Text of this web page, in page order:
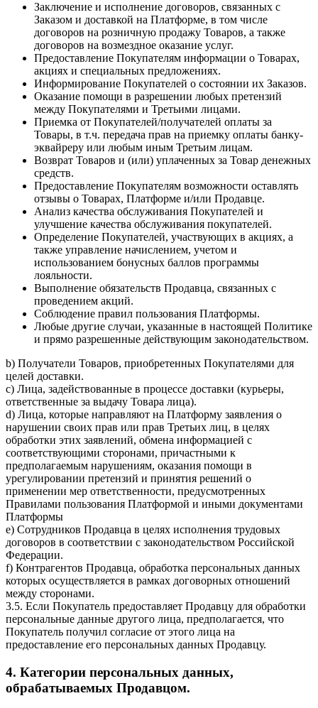
Заключение и исполнение договоров, связанных с
Заказом и доставкой на Платформе, в том числе
договоров на розничную продажу Товаров, а также
договоров на возмездное оказание услуг.
Предоставление Покупателям информации о Товарах,
акциях и специальных предложениях.
Информирование Покупателей о состоянии их Заказов.
Оказание помощи в разрешении любых претензий
между Покупателями и Третьими лицами.
Приемка от Покупателей/получателей оплаты за
Товары, в т.ч. передача прав на приемку оплаты банку-
эквайреру или любым иным Третьим лицам.
Возврат Товаров и (или) уплаченных за Товар денежных
средств.
Предоставление Покупателям возможности оставлять
отзывы о Товарах, Платформе и/или Продавце.
Анализ качества обслуживания Покупателей и
улучшение качества обслуживания покупателей.
Определение Покупателей, участвующих в акциях, а
также управление начислением, учетом и
использованием бонусных баллов программы
лояльности.
Выполнение обязательств Продавца, связанных с
проведением акций.
Соблюдение правил пользования Платформы.
Любые другие случаи, указанные в настоящей Политике
и прямо разрешенные действующим законодательством.
b) Получатели Товаров, приобретенных Покупателями для
целей доставки.
c) Лица, задействованные в процессе доставки (курьеры,
ответственные за выдачу Товара лица).
d) Лица, которые направляют на Платформу заявления о
нарушении своих прав или прав Третьих лиц, в целях
обработки этих заявлений, обмена информацией с
соответствующими сторонами, причастными к
предполагаемым нарушениям, оказания помощи в
урегулировании претензий и принятия решений о
применении мер ответственности, предусмотренных
Правилами пользования Платформой и иными документами
Платформы
e) Сотрудников Продавца в целях исполнения трудовых
договоров в соответствии с законодательством Российской
Федерации.
f) Контрагентов Продавца, обработка персональных данных
которых осуществляется в рамках договорных отношений
между сторонами.
3.5. Если Покупатель предоставляет Продавцу для обработки
персональные данные другого лица, предполагается, что
Покупатель получил согласие от этого лица на
предоставление его персональных данных Продавцу.
4. Категории персональных данных,
обрабатываемых Продавцом.